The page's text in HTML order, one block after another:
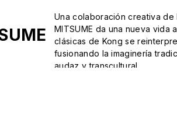
Una colaboración creativa
MITSUME da una nueva vida
clásicas de Kong se
fusionando la imaginería
audaz y transcultural.